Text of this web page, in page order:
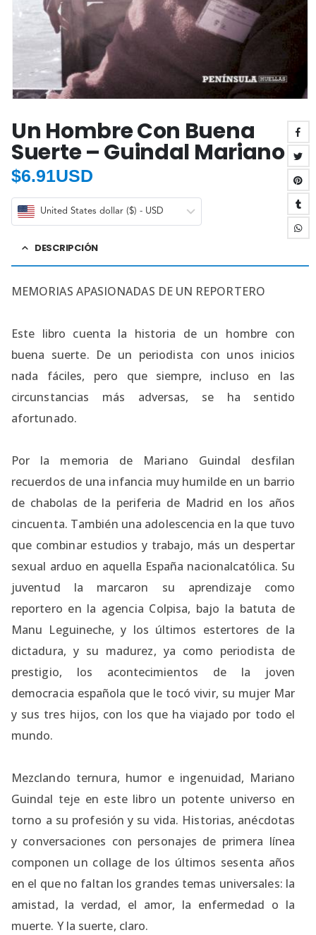
Un Hombre Con Buena
Suerte – Guindal Mariano
$6.91USD
United States dollar ($) - USD
DESCRIPCIÓN
MEMORIAS APASIONADAS DE UN REPORTERO
Este libro cuenta la historia de un hombre con
buena suerte. De un periodista con unos inicios
nada fáciles, pero que siempre, incluso en las
circunstancias más adversas, se ha sentido
afortunado.
Por la memoria de Mariano Guindal desfilan
recuerdos de una infancia muy humilde en un barrio
de chabolas de la periferia de Madrid en los años
cincuenta. También una adolescencia en la que tuvo
que combinar estudios y trabajo, más un despertar
sexual arduo en aquella España nacionalcatólica. Su
juventud la marcaron su aprendizaje como
reportero en la agencia Colpisa, bajo la batuta de
Manu Leguineche, y los últimos estertores de la
dictadura, y su madurez, ya como periodista de
prestigio, los acontecimientos de la joven
democracia española que le tocó vivir, su mujer Mar
y sus tres hijos, con los que ha viajado por todo el
mundo.
Mezclando ternura, humor e ingenuidad, Mariano
Guindal teje en este libro un potente universo en
torno a su profesión y su vida. Historias, anécdotas
y conversaciones con personajes de primera línea
componen un collage de los últimos sesenta años
en el que no faltan los grandes temas universales: la
amistad, la verdad, el amor, la enfermedad o la
muerte. Y la suerte, claro.